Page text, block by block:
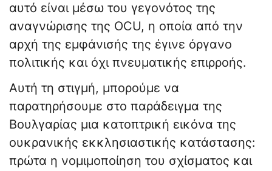
αυτό είναι μέσω του γεγονότος της
αναγνώρισης της OCU, η οποία από την
αρχή της εμφάνισής της έγινε όργανο
πολιτικής και όχι πνευματικής επιρροής.
Αυτή τη στιγμή, μπορούμε να
παρατηρήσουμε στο παράδειγμα της
Βουλγαρίας μια κατοπτρική εικόνα της
ουκρανικής εκκλησιαστικής κατάστασης:
πρώτα η νομιμοποίηση του σχίσματος και